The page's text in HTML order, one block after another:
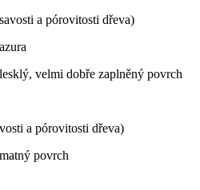
a pórovitosti dřeva)
velmi dobře zaplněný povrch
a pórovitosti dřeva)
povrch